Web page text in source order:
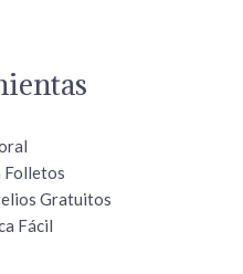
Folletos
Gratuitos
Fácil